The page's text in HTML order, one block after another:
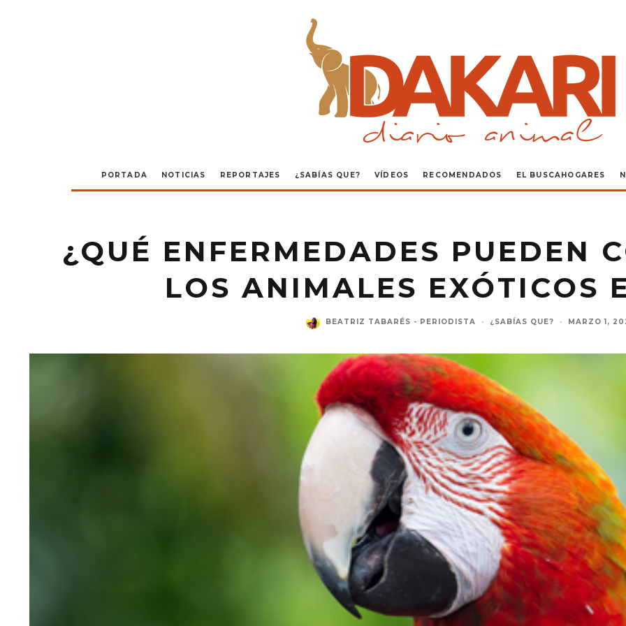
PORTADA NOTICIAS REPORTAJES ¿SABÍAS QUE? VÍDEOS RECOMENDADOS EL BUSCAHOGARES
¿QUÉ ENFERMEDADES PUEDEN
LOS ANIMALES EXÓTICOS
BEATRIZ TABARÉS - PERIODISTA · ¿SABÍAS QUE? · MARZO 1,